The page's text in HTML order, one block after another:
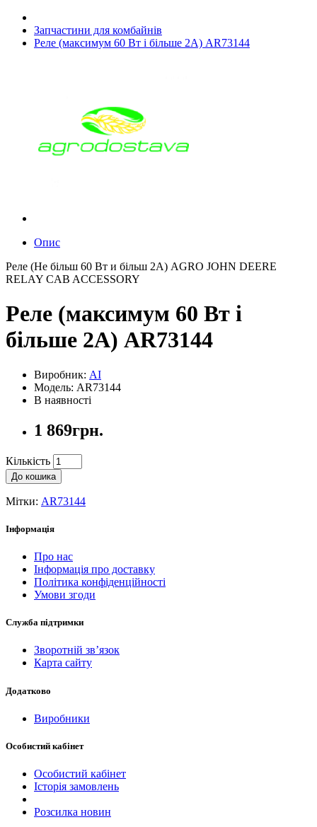
Запчастини для комбайнів
Реле (максимум 60 Вт і більше 2А) AR73144
Опис
Реле (Не більш 60 Вт и більш 2А) AGRO JOHN DEERE
RELAY CAB ACCESSORY
Реле (максимум 60 Вт і
більше 2А) AR73144
Виробник: AI
Модель: AR73144
В наявності
1 869грн.
Кількість
До кошика
Мітки: AR73144
Інформація
Про нас
Інформація про доставку
Політика конфіденційності
Умови згоди
Служба підтримки
Зворотній зв’язок
Карта сайту
Додатково
Виробники
Особистий кабінет
Особистий кабінет
Історія замовлень
Розсилка новин